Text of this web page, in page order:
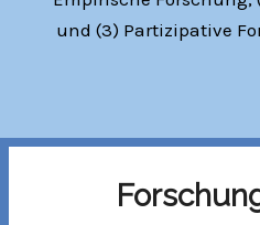
und (3) Partizipative